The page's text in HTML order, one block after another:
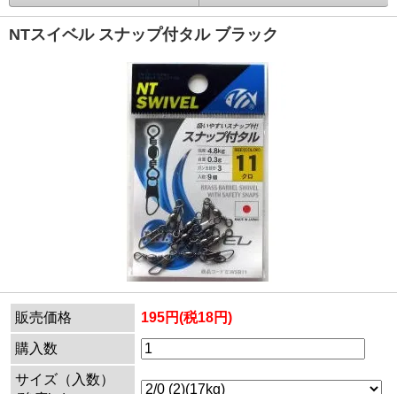
NTスイベル スナップ付タル ブラック
販売価格 195円(税18円)
購入数
サイズ（入数）